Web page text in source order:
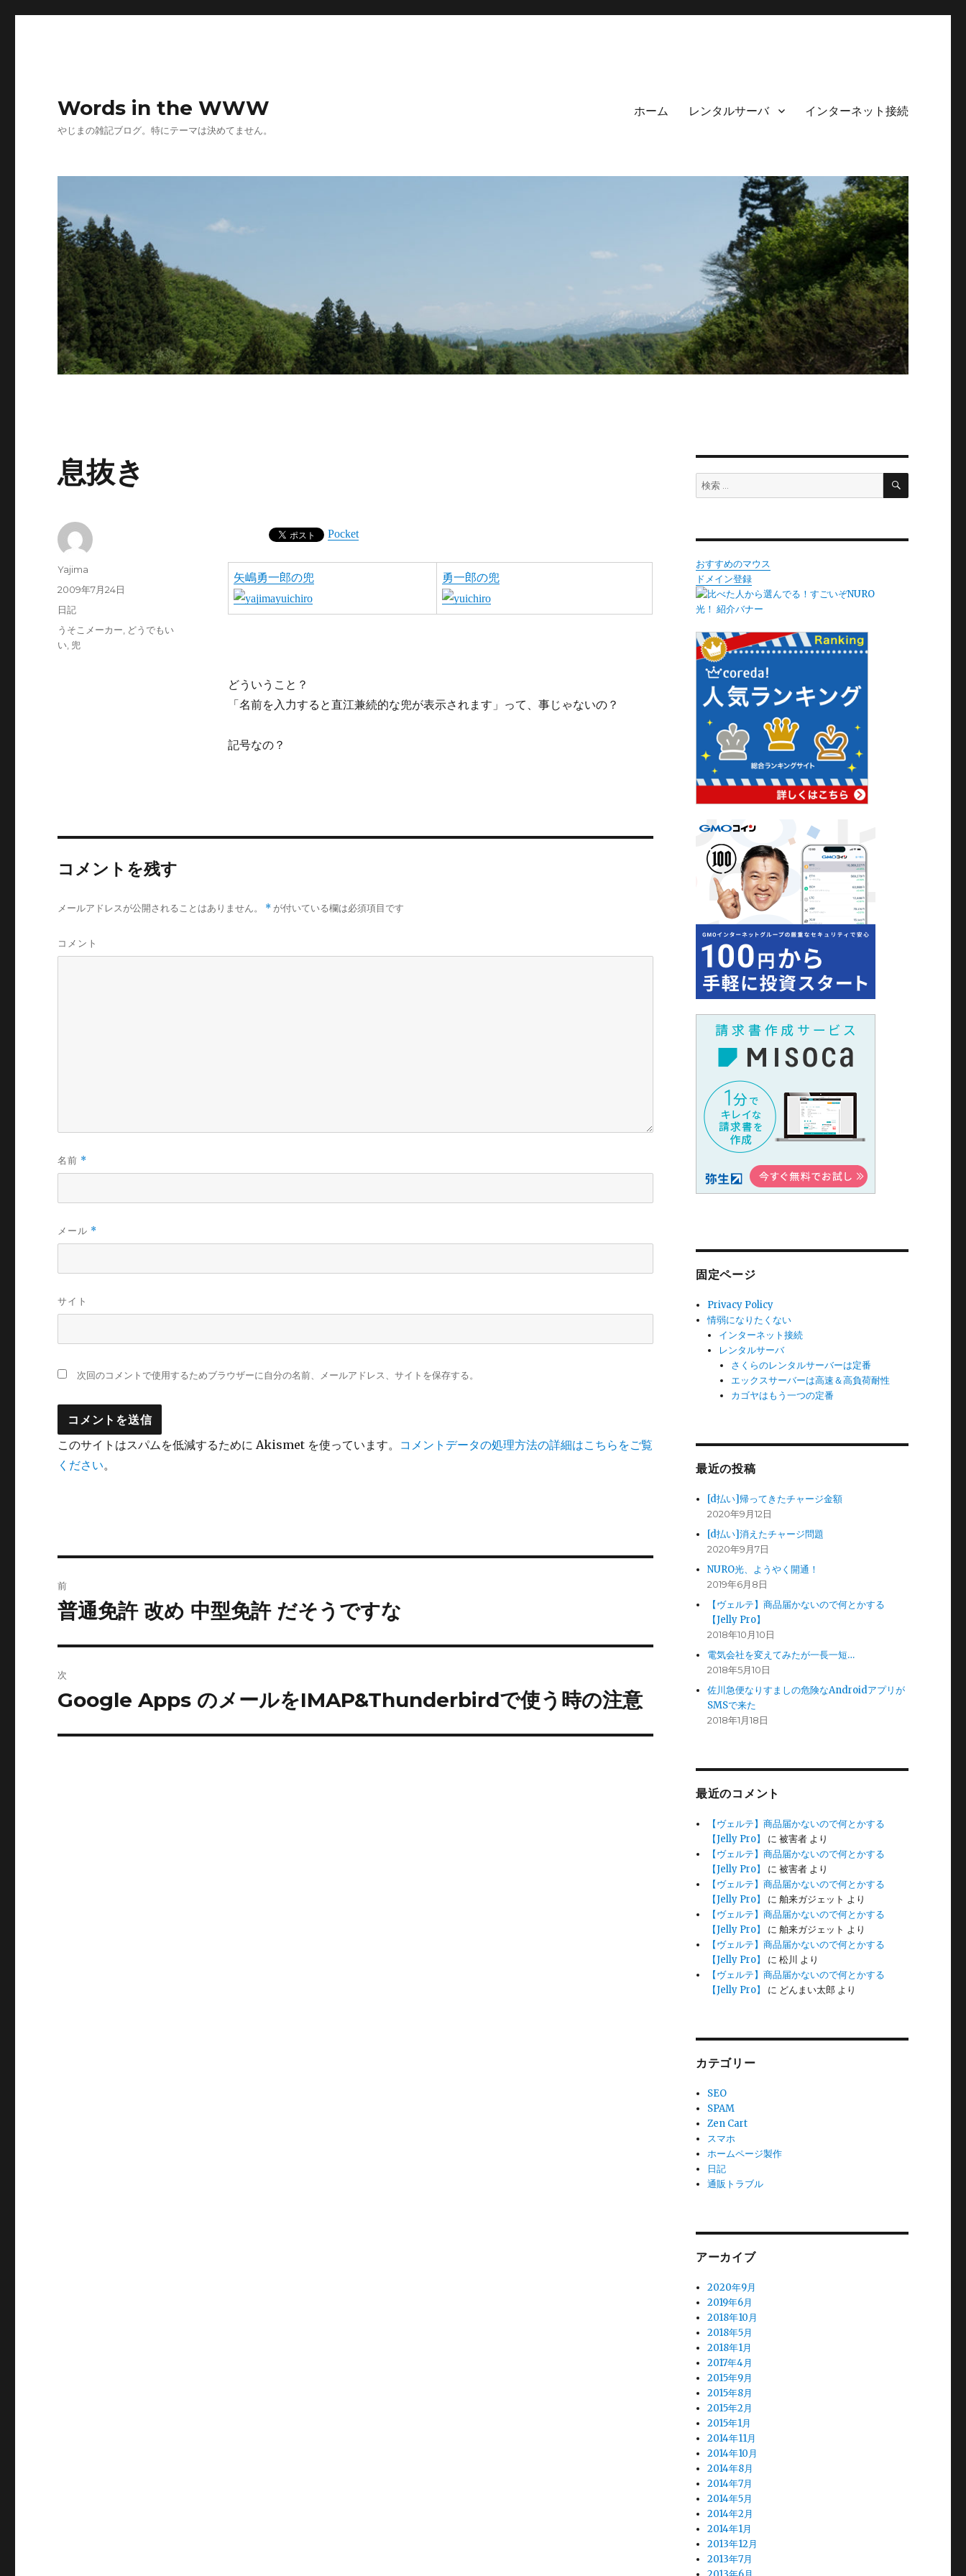
Words in the WWW
やじまの雑記ブログ。特にテーマは決めてません。
ホーム レンタルサーバ インターネット接続
息抜き
Pocket
矢嶋勇一郎の兜 勇一郎の兜
どういうこと？
「名前を入力すると直江兼続的な兜が表示されます」って、事じゃないの？
記号なの？
投
稿
Yajima
投
稿
2009年7月24日
カ
テ
日記
タ
グ
うそこメーカー どうでもい
い 兜
コメントを残す
メールアドレスが公開されることはありません。 * が付いている欄は必須項目です
コメント
名前 *
メール *
サイト
次回のコメントで使用するためブラウザーに自分の名前、メールアドレス、サイトを保存する。
このサイトはスパムを低減するために Akismet を使っています。 コメントデータの処理方法の詳細はこちらをご覧
ください。
稿
ゲ
前
前
投
稿:
普通免許 改め 中型免許 だそうですな
次
次
投
Google Apps のメールをIMAP&Thunderbirdで使う時の注意
検
索:
検
おすすめのマウス
ドメイン登録
固定ページ
Privacy Policy
情弱になりたくない
インターネット接続
レンタルサーバ
さくらのレンタルサーバーは定番
エックスサーバーは高速＆高負荷耐性
カゴヤはもう一つの定番
最近の投稿
[d払い]帰ってきたチャージ金額
2020年9月12日
[d払い]消えたチャージ問題
2020年9月7日
NURO光、ようやく開通！
2019年6月8日
【ヴェルテ】商品届かないので何とかする
【Jelly Pro】
2018年10月10日
電気会社を変えてみたが一長一短…
2018年5月10日
佐川急便なりすましの危険なAndroidアプリが
SMSで来た
2018年1月18日
最近のコメント
【ヴェルテ】商品届かないので何とかする
【Jelly Pro】
に被害者 より
【ヴェルテ】商品届かないので何とかする
【Jelly Pro】
に被害者 より
【ヴェルテ】商品届かないので何とかする
【Jelly Pro】
に舶来ガジェット より
【ヴェルテ】商品届かないので何とかする
【Jelly Pro】
に舶来ガジェット より
【ヴェルテ】商品届かないので何とかする
【Jelly Pro】
に松川 より
【ヴェルテ】商品届かないので何とかする
【Jelly Pro】
に どんまい太郎 より
カテゴリー
SEO
SPAM
Zen Cart
スマホ
ホームページ製作
日記
通販トラブル
アーカイブ
2020年9月
2019年6月
2018年10月
2018年5月
2018年1月
2017年4月
2015年9月
2015年8月
2015年2月
2015年1月
2014年11月
2014年10月
2014年8月
2014年7月
2014年5月
2014年2月
2014年1月
2013年12月
2013年7月